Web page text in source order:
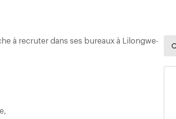
à recruter dans ses bureaux à Lilongwe-